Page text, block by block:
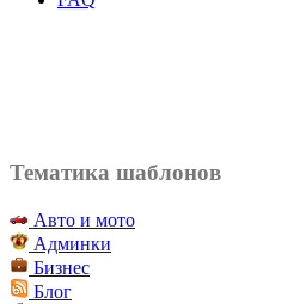
Тематика шаблонов
Авто и мото
Админки
Бизнес
Блог